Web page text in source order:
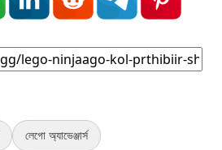
লেগো অ্যাভেঞ্জার্স